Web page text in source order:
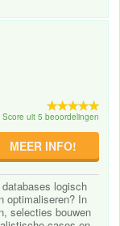
Score uit 5 beoordelingen
MEER INFO!
logisch
optimaliseren? In
selecties bouwen